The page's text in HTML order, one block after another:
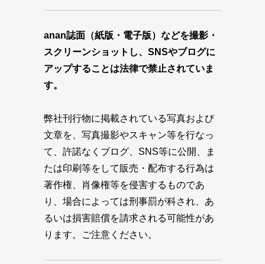
anan誌面（紙版・電子版）などを撮影・
スクリーンショットし、SNSやブログに
アップすることは法律で禁止されていま
す。
弊社刊行物に掲載されている写真および
文章を、写真撮影やスキャン等を行なっ
て、許諾なくブログ、SNS等に公開、ま
たは印刷等をして販売・配布する行為は
著作権、肖像権等を侵害するものであ
り、場合によっては刑事罰が科され、あ
るいは損害賠償を請求される可能性があ
ります。ご注意ください。